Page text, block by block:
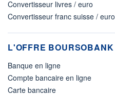
Convertisseur livres / euro
Convertisseur franc suisse / euro
L'OFFRE BOURSOBANK
Banque en ligne
Compte bancaire en ligne
Carte bancaire